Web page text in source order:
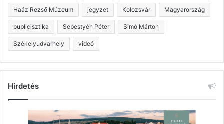
Haáz Rezső Múzeum jegyzet Kolozsvár Magyarország
publicisztika Sebestyén Péter Simó Márton
Székelyudvarhely videó
Hirdetés